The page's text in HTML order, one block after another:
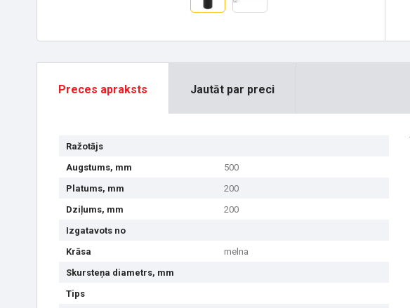
Preces apraksts
Ražotājs
Augstums, mm
500
Platums, mm
200
Dziļums, mm
200
Izgatavots no
Krāsa
melna
Skursteņa diametrs, mm
Tips
Jautāt par preci